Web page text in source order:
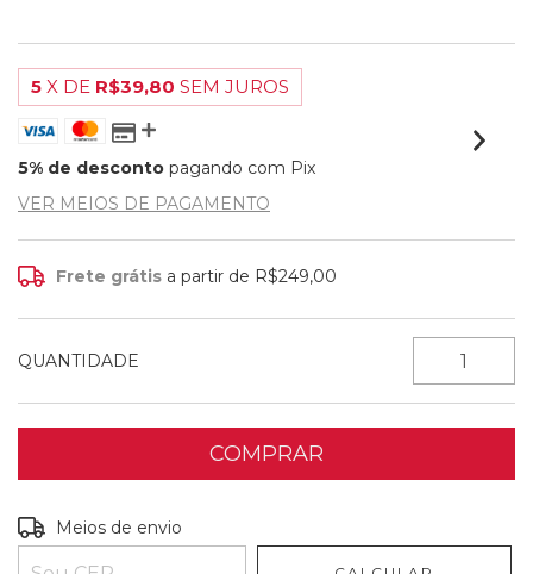
5 X DE R$39,80 SEM JUROS
5% de desconto pagando com Pix
VER MEIOS DE PAGAMENTO
Frete grátis a partir de R$249,00
QUANTIDADE
Entregas para o CEP:
Meios de envio